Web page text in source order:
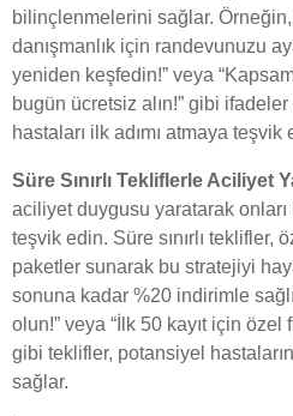
bilinçlenmelerini sağlar.
danışmanlık için randevunuzu
yeniden keşfedin!” veya
bugün ücretsiz alın!” gibi
hastaları ilk adımı atmaya teşvik
Süre Sınırlı Tekliflerle Aciliyet
aciliyet duygusu yaratarak onları
teşvik edin. Süre sınırlı teklifler,
paketler sunarak bu stratejiyi
sonuna kadar %20 indirimle
olun!” veya “İlk 50 kayıt için özel
gibi teklifler, potansiyel
sağlar.